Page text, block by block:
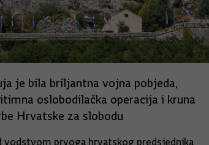
je bila briljantna vojna pobjeda,
oslobodilačka operacija i kruna
Hrvatske za slobodu
vodstvom prvoga hrvatskog predsjednika